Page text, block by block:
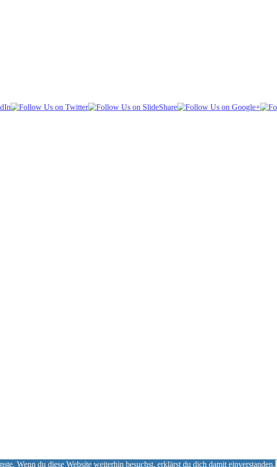
Wenn du diese Website weiterhin besuchst, erklärst du dich damit einverstanden.